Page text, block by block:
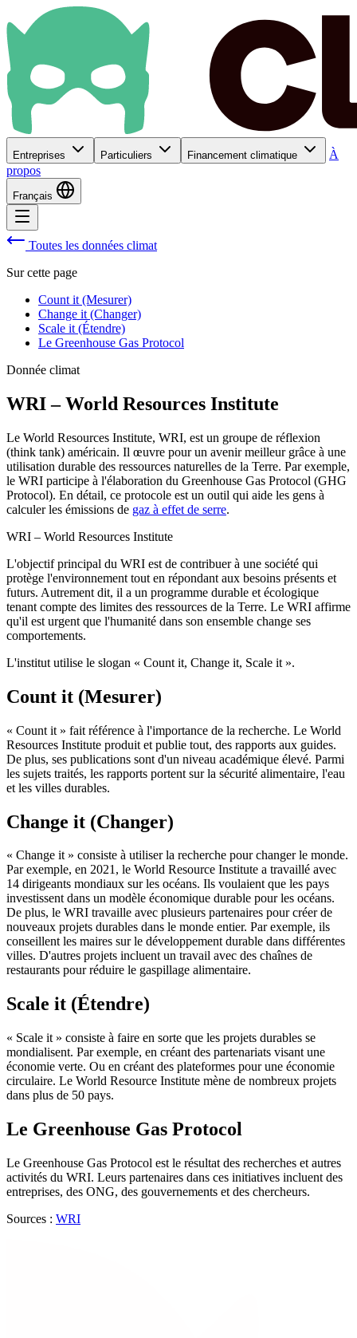
Entreprises Particuliers Financement climatique
À
propos
Français
Toutes les données climat
Sur cette page
Count it (Mesurer)
Change it (Changer)
Scale it (Étendre)
Le Greenhouse Gas Protocol
Donnée climat
WRI – World Resources Institute
Le World Resources Institute, WRI, est un groupe de réflexion
(think tank) américain. Il œuvre pour un avenir meilleur grâce à une
utilisation durable des ressources naturelles de la Terre. Par exemple,
le WRI participe à l'élaboration du Greenhouse Gas Protocol (GHG
Protocol). En détail, ce protocole est un outil qui aide les gens à
calculer les émissions de gaz à effet de serre.
WRI – World Resources Institute
L'objectif principal du WRI est de contribuer à une société qui
protège l'environnement tout en répondant aux besoins présents et
futurs. Autrement dit, il a un programme durable et écologique
tenant compte des limites des ressources de la Terre. Le WRI affirme
qu'il est urgent que l'humanité dans son ensemble change ses
comportements.
L'institut utilise le slogan « Count it, Change it, Scale it ».
Count it (Mesurer)
« Count it » fait référence à l'importance de la recherche. Le World
Resources Institute produit et publie tout, des rapports aux guides.
De plus, ses publications sont d'un niveau académique élevé. Parmi
les sujets traités, les rapports portent sur la sécurité alimentaire, l'eau
et les villes durables.
Change it (Changer)
« Change it » consiste à utiliser la recherche pour changer le monde.
Par exemple, en 2021, le World Resource Institute a travaillé avec
14 dirigeants mondiaux sur les océans. Ils voulaient que les pays
investissent dans un modèle économique durable pour les océans.
De plus, le WRI travaille avec plusieurs partenaires pour créer de
nouveaux projets durables dans le monde entier. Par exemple, ils
conseillent les maires sur le développement durable dans différentes
villes. D'autres projets incluent un travail avec des chaînes de
restaurants pour réduire le gaspillage alimentaire.
Scale it (Étendre)
« Scale it » consiste à faire en sorte que les projets durables se
mondialisent. Par exemple, en créant des partenariats visant une
économie verte. Ou en créant des plateformes pour une économie
circulaire. Le World Resource Institute mène de nombreux projets
dans plus de 50 pays.
Le Greenhouse Gas Protocol
Le Greenhouse Gas Protocol est le résultat des recherches et autres
activités du WRI. Leurs partenaires dans ces initiatives incluent des
entreprises, des ONG, des gouvernements et des chercheurs.
Sources : WRI